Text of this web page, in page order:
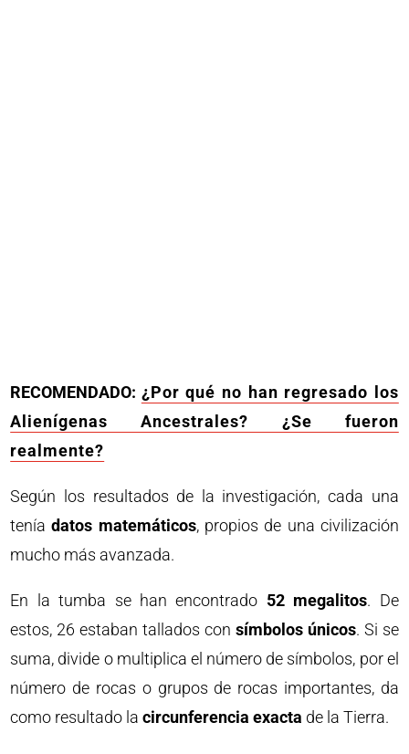
RECOMENDADO: ¿Por qué no han regresado los
Alienígenas Ancestrales? ¿Se fueron
realmente?
Según los resultados de la investigación, cada una
teníadatos matemáticos, propios de una civilización
mucho más avanzada.
En la tumba se han encontrado 52 megalitos. De
estos, 26 estaban tallados con símbolos únicos. Si se
suma, divide o multiplica el número de símbolos, por el
número de rocas o grupos de rocas importantes, da
como resultado lacircunferencia exacta de la Tierra.